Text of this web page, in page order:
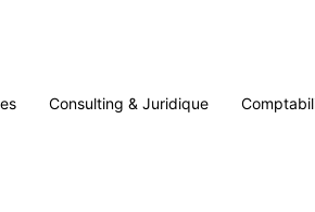
Consulting & Juridique